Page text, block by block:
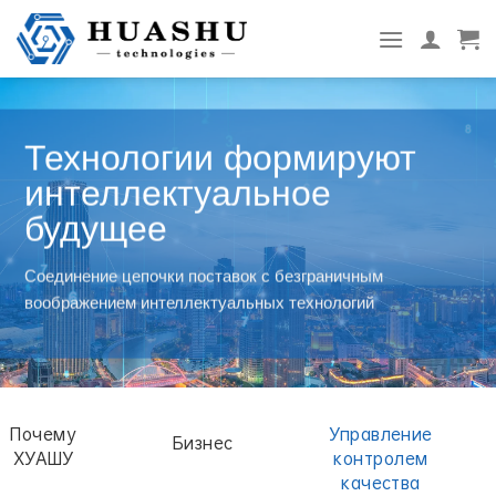
перейти
содержанию
Технологии формируют
интеллектуальное
будущее
Соединение цепочки поставок с безграничным
воображением интеллектуальных технологий
Почему
ХУАШУ
Бизнес
Управление
контролем
качества